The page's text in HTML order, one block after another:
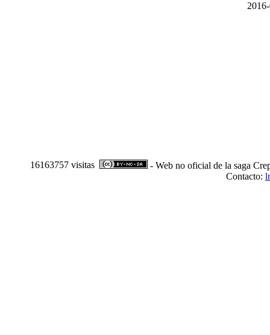
16163757 visitas
- Web no oficial de la saga
Contacto: